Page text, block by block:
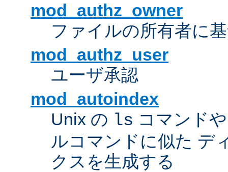
mod_authz_owner
ファイルの所有者に
mod_authz_user
ユーザ承認
mod_autoindex
Unix の ls コマンド
ルコマンドに似た デ
クスを生成する